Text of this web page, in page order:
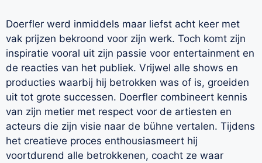
Doerfler werd inmiddels maar liefst acht keer met
vak prijzen bekroond voor zijn werk. Toch komt zijn
inspiratie vooral uit zijn passie voor entertainment en
de reacties van het publiek. Vrijwel alle shows en
producties waarbij hij betrokken was of is, groeiden
uit tot grote successen. Doerfler combineert kennis
van zijn metier met respect voor de artiesten en
acteurs die zijn visie naar de bühne vertalen. Tijdens
het creatieve proces enthousiasmeert hij
voortdurend alle betrokkenen, coacht ze waar